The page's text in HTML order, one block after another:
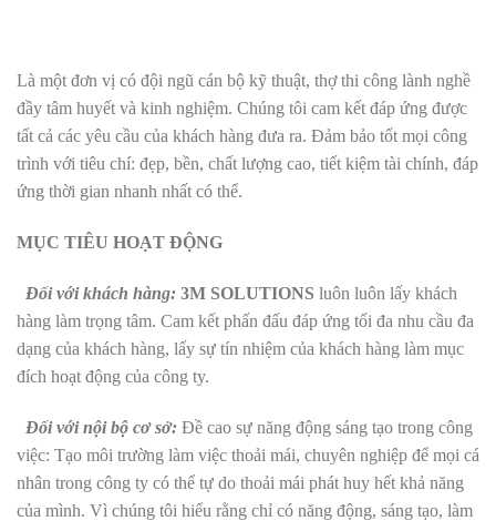
Là một đơn vị có đội ngũ cán bộ kỹ thuật, thợ thi công lành nghề
đầy tâm huyết và kinh nghiệm. Chúng tôi cam kết đáp ứng được
tất cả các yêu cầu của khách hàng đưa ra. Đảm bảo tốt mọi công
trình với tiêu chí: đẹp, bền, chất lượng cao, tiết kiệm tài chính, đáp
ứng thời gian nhanh nhất có thể.
MỤC TIÊU HOẠT ĐỘNG
Đối với khách hàng: 3M SOLUTIONS luôn luôn lấy khách
hàng làm trọng tâm. Cam kết phấn đấu đáp ứng tối đa nhu cầu đa
dạng của khách hàng, lấy sự tín nhiệm của khách hàng làm mục
đích hoạt động của công ty.
Đối với nội bộ cơ sở: Đề cao sự năng động sáng tạo trong công
việc: Tạo môi trường làm việc thoải mái, chuyên nghiệp để mọi cá
nhân trong công ty có thể tự do thoải mái phát huy hết khả năng
của mình. Vì chúng tôi hiểu rằng chỉ có năng động, sáng tạo, làm